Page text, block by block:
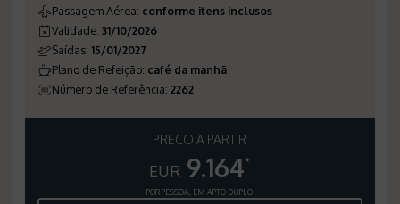
Passagem Aérea: conforme itens inclusos
Validade: 31/10/2026
Saídas: 15/01/2027
Plano de Refeição: café da manhã
Número de Referência: 2262
PREÇO A PARTIR
EUR 9.164*
POR PESSOA, EM APTO DUPLO